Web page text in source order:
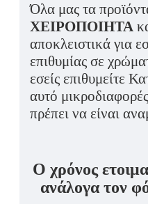
Όλα μας τα
ΧΕΙΡΟΠΟΙΗΤΑ
αποκλειστικά για
επιθυμίας σε
εσείς επιθυμείτε
αυτό
πρέπει να είναι
Ο χρόνος
ανάλογα τον